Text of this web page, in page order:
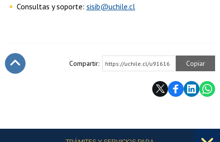
Consultas y soporte: sisib@uchile.cl
Compartir: https://uchile.cl/u91616 Copiar
Más información